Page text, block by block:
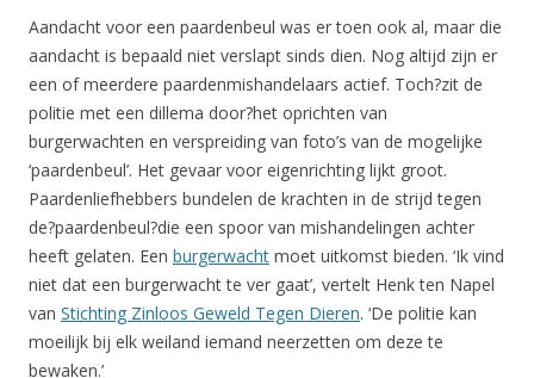
Aandacht voor een paardenbeul was er toen ook al, maar die
aandacht is bepaald niet verslapt sinds dien. Nog altijd zijn er
een of meerdere paardenmishandelaars actief. Toch?zit de
politie met een dillema door?het oprichten van
burgerwachten en verspreiding van foto’s van de mogelijke
‘paardenbeul’. Het gevaar voor eigenrichting lijkt groot.
Paardenliefhebbers bundelen de krachten in de strijd tegen
de?paardenbeul?die een spoor van mishandelingen achter
heeft gelaten. Een burgerwacht moet uitkomst bieden. ‘Ik vind
niet dat een burgerwacht te ver gaat’, vertelt Henk ten Napel
van Stichting Zinloos Geweld Tegen Dieren. ‘De politie kan
moeilijk bij elk weiland iemand neerzetten om deze te
bewaken.’